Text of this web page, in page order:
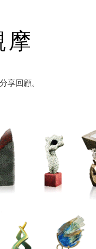
摩
享回顧。